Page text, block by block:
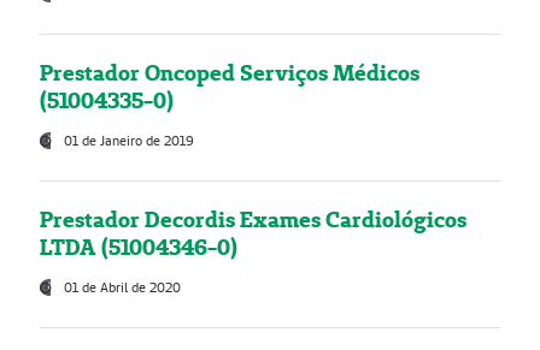
Prestador Oncoped Serviços Médicos
(51004335-0)
01 de Janeiro de 2019
Prestador Decordis Exames Cardiológicos
LTDA (51004346-0)
01 de Abril de 2020